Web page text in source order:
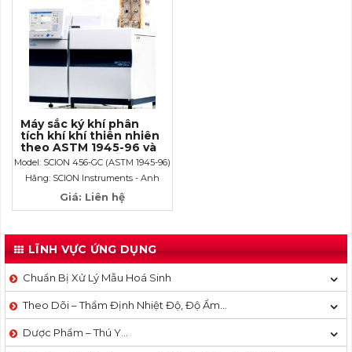
Máy sắc ký khí phân
tích khí khí thiên nhiên
theo ASTM 1945-96 và
GPA 2261 cho mẫu khí
và 2165 cho mẫu lỏng
Model: SCION 456-GC (ASTM 1945-96)
Hãng: SCION Instruments - Anh
Giá: Liên hệ
LĨNH VỰC ỨNG DỤNG
Chuẩn Bị Xử Lý Mẫu Hoá Sinh
Theo Dõi – Thẩm Định Nhiệt Độ, Độ Ẩm…
Dược Phẩm – Thú Y…